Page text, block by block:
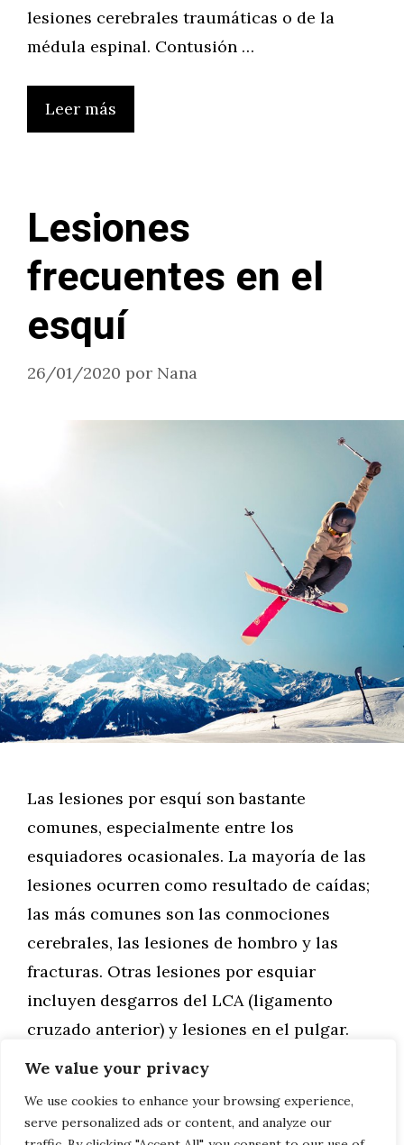
We value your privacy
We use cookies to enhance your browsing experience,
serve personalized ads or content, and analyze our
lesiones cerebrales traumáticas o de la
médula espinal. Contusión …
Leer más
Lesiones
frecuentes en el
esquí
26/01/2020 por Nana
Las lesiones por esquí son bastante
comunes, especialmente entre los
esquiadores ocasionales. La mayoría de las
lesiones ocurren como resultado de caídas;
las más comunes son las conmociones
cerebrales, las lesiones de hombro y las
fracturas. Otras lesiones por esquiar
incluyen desgarros del LCA (ligamento
cruzado anterior) y lesiones en el pulgar.
Muchas lesiones por …
Leer más